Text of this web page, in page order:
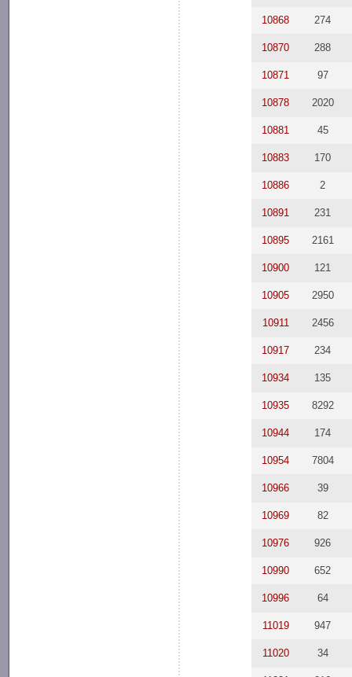
10868 274
10870 288
10871 97
10878 2020
10881 45
10883 170
10886 2
10891 231
10895 2161
10900 121
10905 2950
10911 2456
10917 234
10934 135
10935 8292
10944 174
10954 7804
10966 39
10969 82
10976 926
10990 652
10996 64
11019 947
11020 34